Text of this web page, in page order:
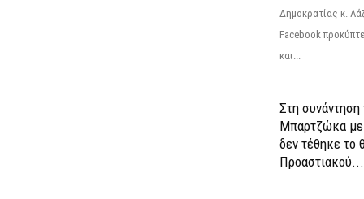
Δημοκρατίας κ.
Facebook
και...
Στη
Μπαρτζώκα
δεν τέθηκε το
Προαστιακού...